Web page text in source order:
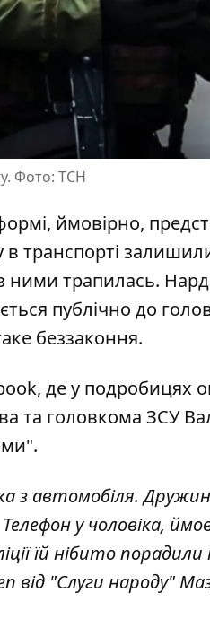
Фото: ТСН
ймовірно,
транспорті
ними трапилась.
публічно до
беззаконня.
деу подробицях
та головкома ЗСУ
з автомобіля.
у чоловіка,
їй нібито
від "Слуги народу"